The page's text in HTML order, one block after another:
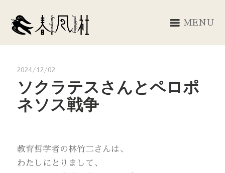
MENU
2024/12/02
ソクラテスさんとペロポ
ネソス戦争
教育哲学者の林竹二さんは、
わたしにとりまして、